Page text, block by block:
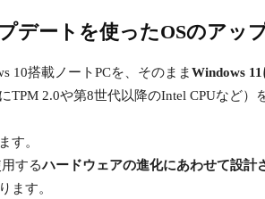
デートを使ったOSのアッ
10搭載ノートPCを、そのままWindows
TPM 2.0や第8世代以降のIntel CPUなど）
す。
するハードウェアの進化にあわせて設計
ます。